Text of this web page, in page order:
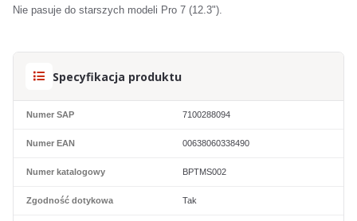
Nie pasuje do starszych modeli Pro 7 (12.3").
Specyfikacja produktu
Numer SAP 7100288094
Numer EAN 00638060338490
Numer katalogowy BPTMS002
Zgodność dotykowa Tak